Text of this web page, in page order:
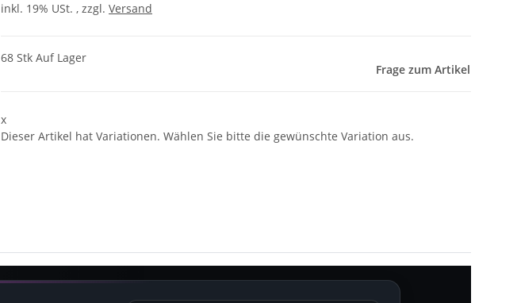
inkl. 19% USt. , zzgl. Versand
68 Stk Auf Lager
Frage zum Artikel
x
Dieser Artikel hat Variationen. Wählen Sie bitte die gewünschte Variation aus.